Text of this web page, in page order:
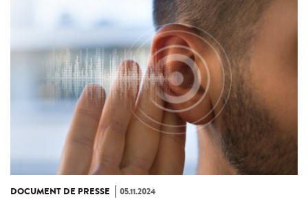
DOCUMENT DE PRESSE 05.11.2024